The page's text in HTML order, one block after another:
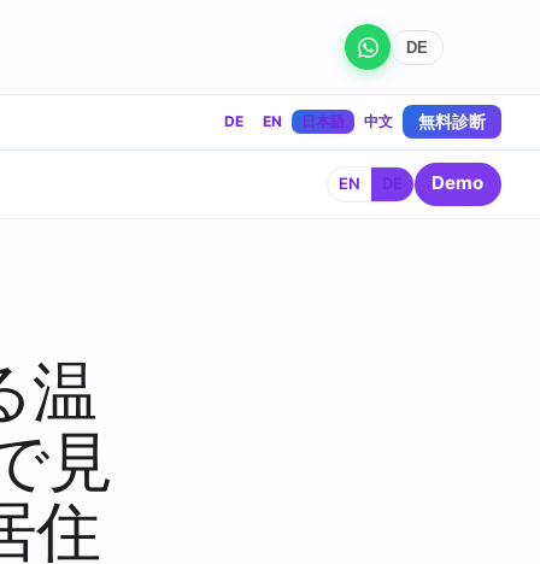
DE
DE EN 日本語 中文 無料診断
EN Demo
温
見
住